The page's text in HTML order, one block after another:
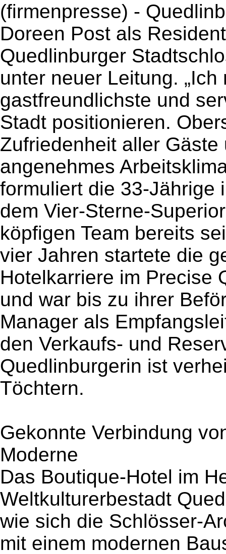
(firmenpresse) -
Doreen Post als
Quedlinburger
unter neuer Leitung.
gastfreundlichste und
Stadt positionieren.
Zufriedenheit aller
angenehmes
formuliert die 33-Jährige
dem Vier-Sterne-
köpfigen Team bereits
vier Jahren startete die
Hotelkarriere im Precise
und war bis zu ihrer
Manager als
den Verkaufs- und
Quedlinburgerin ist
Töchtern.
Gekonnte Verbindung
Moderne
Das Boutique-Hotel im
Weltkulturerbestadt
wie sich die Schlösser-
mit einem modernen